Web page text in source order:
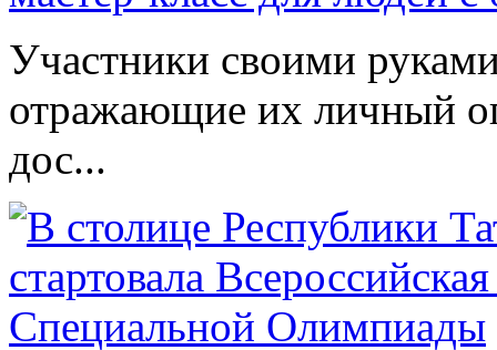
Участники своими
отражающие их личный
дос...